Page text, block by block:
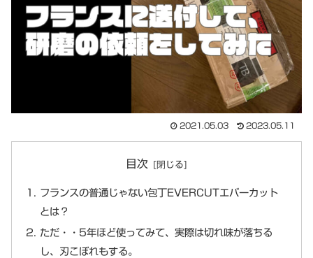
2021.05.03 2023.05.11
目次
フランスの普通じゃない包丁EVERCUTエバーカット
とは？
ただ・・5年ほど使ってみて、実際は切れ味が落ちる
し、刃こぼれもする。